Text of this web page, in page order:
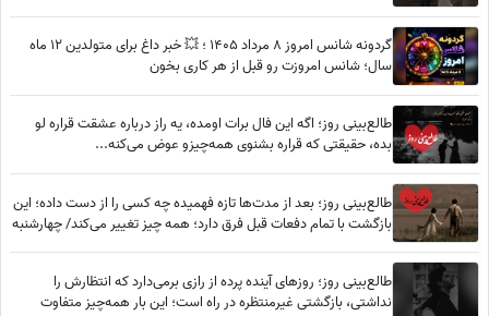
گردونه شانس امروز 8 مرداد 1405 ؛ 💥 خبر داغ برای متولدین 12 ماه
سال؛ شانس امروزت رو قبل از هر کاری بخون
طالع‌بینی روز؛ اگه این فال برات اومده، یه راز درباره عشقت قراره لو
بده، حقیقتی که قراره بشنوی همه‌چیزو عوض می‌کنه...
طالع‌بینی روز؛ بعد از مدت‌ها تازه فهمیده چه کسی را از دست داده؛ این
بازگشت با تمام دفعات قبل فرق دارد؛ همه چیز تغییر می‌کند/ چهارشنبه
طالع‌بینی روز؛ روزهای آینده پرده از رازی برمی‌دارد که انتظارش را
نداشتی، بازگشتی غیرمنتظره در راه است؛ این بار همه‌چیز متفاوت